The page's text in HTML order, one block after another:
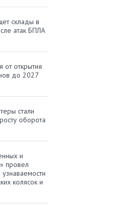
склады в
атак БПЛА
от открытия
до 2027
стали
оборота
и
провел
колясок и